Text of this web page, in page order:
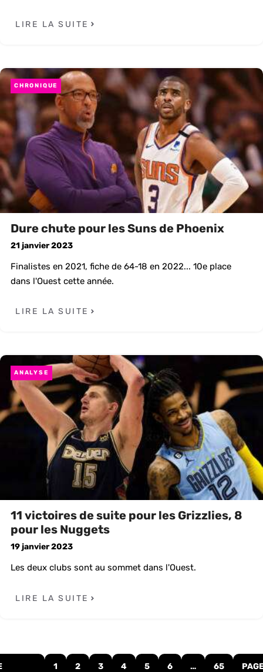
LIRE LA SUITE
CHRONIQUE
Dure chute pour les Suns de Phoenix
21 janvier 2023
Finalistes en 2021, fiche de 64-18 en 2022... 10e place
dans l'Ouest cette année.
LIRE LA SUITE
ANALYSE
11 victoires de suite pour les Grizzlies, 8
pour les Nuggets
19 janvier 2023
Les deux clubs sont au sommet dans l'Ouest.
LIRE LA SUITE
1 2 3 4 5 6 … 65